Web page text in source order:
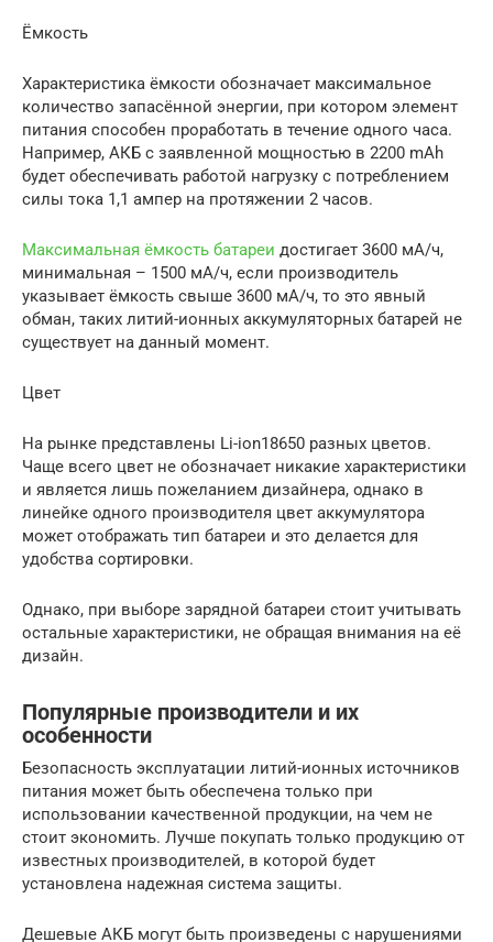
Ёмкость
Характеристика ёмкости обозначает максимальное
количество запасённой энергии, при котором элемент
питания способен проработать в течение одного часа.
Например, АКБ с заявленной мощностью в 2200 mAh
будет обеспечивать работой нагрузку с потреблением
силы тока 1,1 ампер на протяжении 2 часов.
Максимальная ёмкость батареи достигает 3600 мА/ч,
минимальная – 1500 мА/ч, если производитель
указывает ёмкость свыше 3600 мА/ч, то это явный
обман, таких литий-ионных аккумуляторных батарей не
существует на данный момент.
Цвет
На рынке представлены Li-ion18650 разных цветов.
Чаще всего цвет не обозначает никакие характеристики
и является лишь пожеланием дизайнера, однако в
линейке одного производителя цвет аккумулятора
может отображать тип батареи и это делается для
удобства сортировки.
Однако, при выборе зарядной батареи стоит учитывать
остальные характеристики, не обращая внимания на её
дизайн.
Популярные производители и их
особенности
Безопасность эксплуатации литий-ионных источников
питания может быть обеспечена только при
использовании качественной продукции, на чем не
стоит экономить. Лучше покупать только продукцию от
известных производителей, в которой будет
установлена надежная система защиты.
Дешевые АКБ могут быть произведены с нарушениями